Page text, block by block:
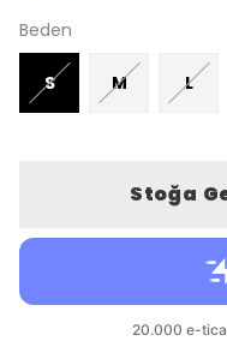
Beden
S M L
Stoğa